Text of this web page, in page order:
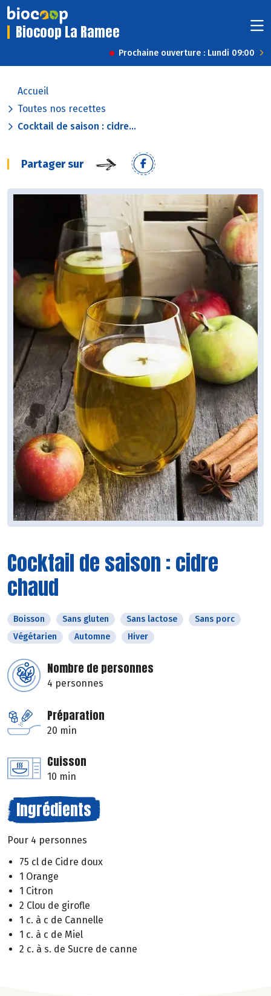
Biocoop La Ramee
Prochaine ouverture : Lundi 09:00
Accueil
Toutes nos recettes
Cocktail de saison : cidre...
Partager sur
Cocktail de saison : cidre
chaud
Boisson Sans gluten Sans lactose
Sans porc
Végétarien
Automne Hiver
Nombre de personnes
4 personnes
Préparation
20 min
Cuisson
10 min
Ingrédients
Pour 4 personnes
75 cl de Cidre doux
1 Orange
1 Citron
2 Clou de girofle
1 c. à c de Cannelle
1 c. à c de Miel
2 c. à s. de Sucre de canne